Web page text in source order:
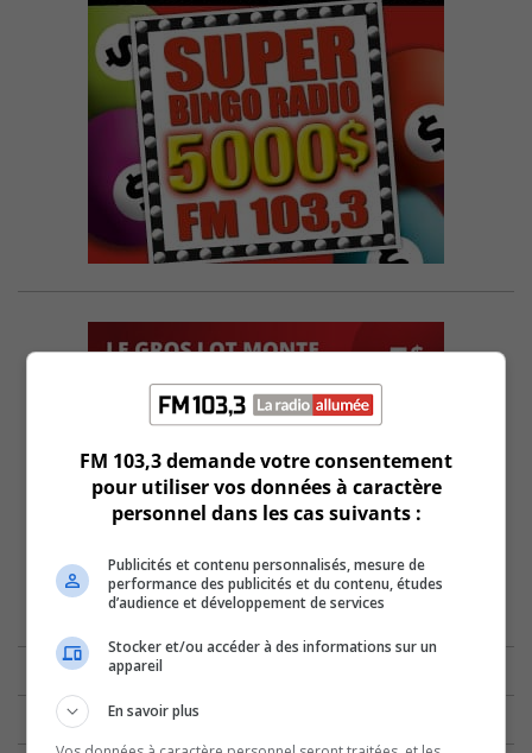
FM 103,3 demande votre consentement
pour utiliser vos données à caractère
personnel dans les cas suivants :
Publicités et contenu personnalisés, mesure de
performance des publicités et du contenu, études
d’audience et développement de services
Stocker et/ou accéder à des informations sur un
appareil
En savoir plus